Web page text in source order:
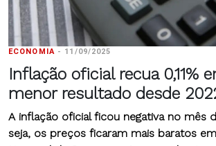
ECONOMIA- 11/09/2025
Inflação oficial recua 0,11%
menor resultado desde
A inflação oficial ficou negativa no mês
seja, os preços ficaram mais baratos